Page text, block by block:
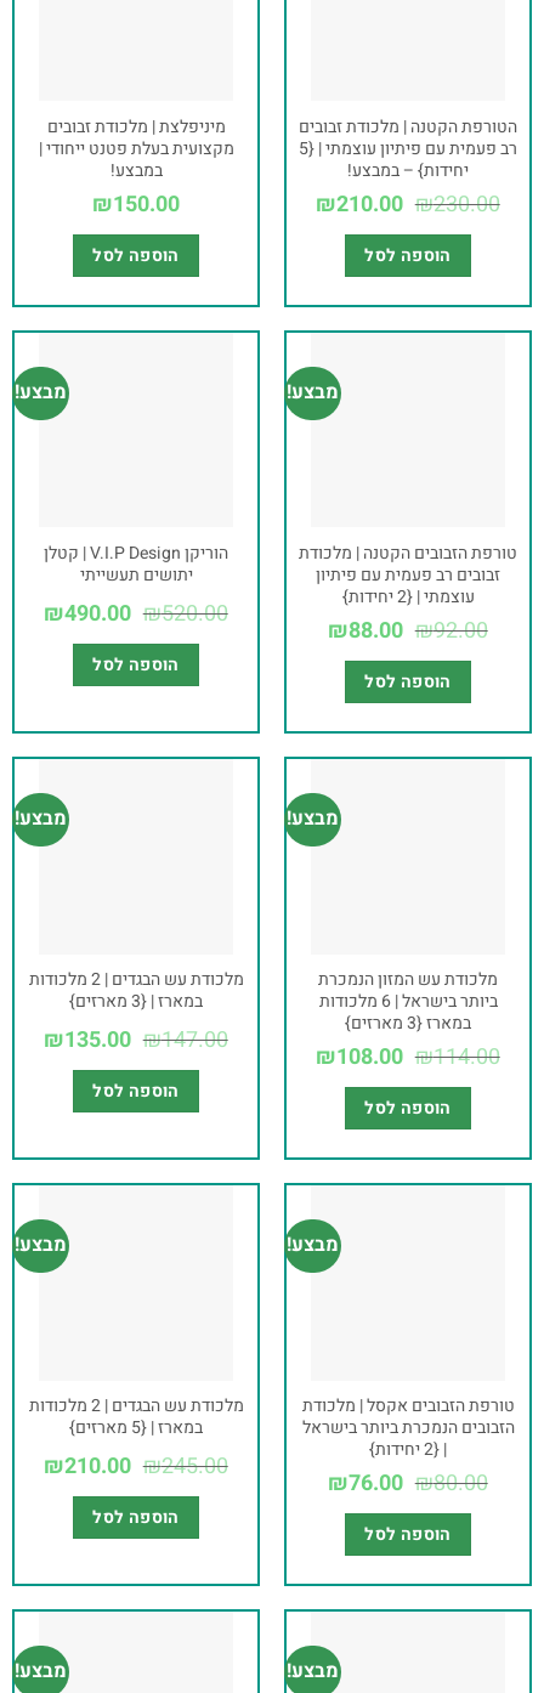
הטורפת הקטנה | מלכודת זבובים
רב פעמית עם פיתיון עוצמתי | {5
יחידות} – במבצע!
₪230.00
₪210.00
הוספה לסל
מיניפלצת | מלכודת זבובים
מקצועית בעלת פטנט ייחודי |
במבצע!
₪150.00
הוספה לסל
מבצע!
טורפת הזבובים הקטנה | מלכודת
זבובים רב פעמית עם פיתיון
עוצמתי | {2 יחידות}
₪92.00
₪88.00
הוספה לסל
מבצע!
הוריקן V.I.P Design | קטלן
יתושים תעשייתי
₪520.00
₪490.00
הוספה לסל
מבצע!
מלכודת עש המזון הנמכרת
ביותר בישראל | 6 מלכודות
במארז {3 מארזים}
₪114.00
₪108.00
הוספה לסל
מבצע!
מלכודת עש הבגדים | 2 מלכודות
במארז | {3 מארזים}
₪147.00
₪135.00
הוספה לסל
מבצע!
טורפת הזבובים אקסל | מלכודת
הזבובים הנמכרת ביותר בישראל
| {2 יחידות}
₪80.00
₪76.00
הוספה לסל
מבצע!
מלכודת עש הבגדים | 2 מלכודות
במארז | {5 מארזים}
₪245.00
₪210.00
הוספה לסל
מבצע! מבצע!